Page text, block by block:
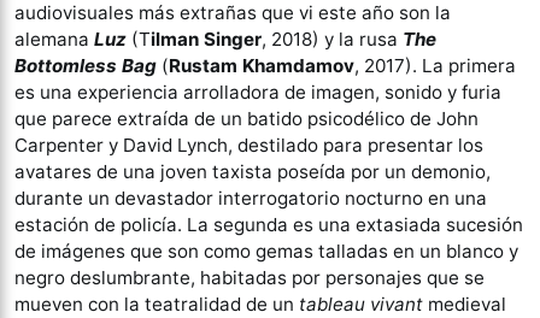
audiovisuales más extrañas que vi este año son la
alemana Luz (Tilman Singer, 2018) y la rusa The
Bottomless Bag (Rustam Khamdamov, 2017). La primera
es una experiencia arrolladora de imagen, sonido y furia
que parece extraída de un batido psicodélico de John
Carpenter y David Lynch, destilado para presentar los
avatares de una joven taxista poseída por un demonio,
durante un devastador interrogatorio nocturno en una
estación de policía. La segunda es una extasiada sucesión
de imágenes que son como gemas talladas en un blanco y
negro deslumbrante, habitadas por personajes que se
mueven con la teatralidad de un tableau vivant medieval